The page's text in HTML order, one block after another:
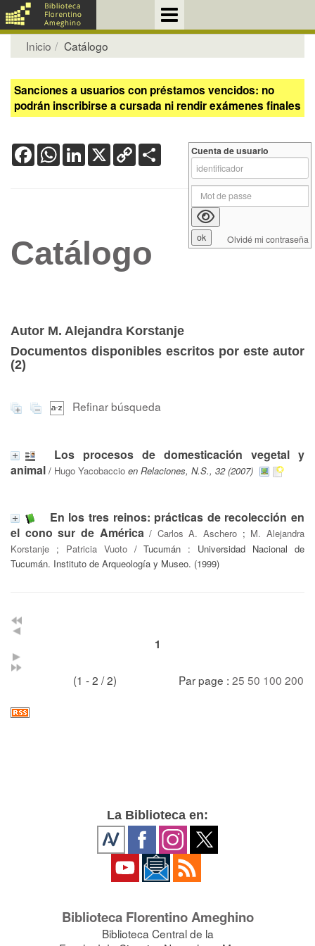
Inicio Catálogo
Sanciones a usuarios con préstamos vencidos: no
podrán inscribirse a cursada ni rendir exámenes finales
FacebookWhatsApp
LinkedIn
X Copy
Link
Catálogo
Autor M. Alejandra Korstanje
Documentos disponibles escritos por este autor
(2)
Refinar búsqueda
Los procesos de domesticación vegetal y
animal / Hugo Yacobaccio en Relaciones, N.S., 32 (2007)
En los tres reinos: prácticas de recolección en
el cono sur de América/ Carlos A. Aschero ; M. Alejandra
Korstanje ; Patricia Vuoto/ Tucumán : Universidad Nacional de
Tucumán. Instituto de Arqueología y Museo. (1999)
1
(1 - 2 / 2) Par page : 25 50 100 200
Cuenta de usuario
Olvidé mi contraseña
La Biblioteca en:
Biblioteca Florentino Ameghino
Biblioteca Central de la